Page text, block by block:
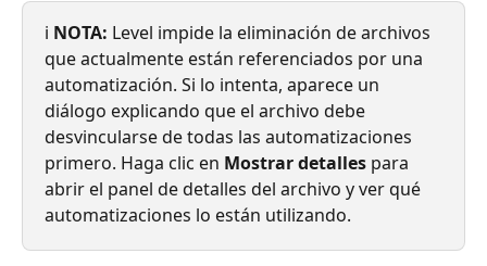
ℹ️ NOTA: Level impide la eliminación de archivos
que actualmente están referenciados por una
automatización. Si lo intenta, aparece un
diálogo explicando que el archivo debe
desvincularse de todas las automatizaciones
primero. Haga clic en Mostrar detalles para
abrir el panel de detalles del archivo y ver qué
automatizaciones lo están utilizando.